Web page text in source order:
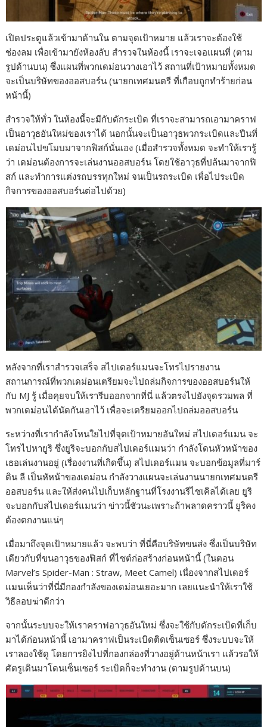
เปิดประตูแล้วเข้ามาด้านใน ตามจุดเป้าหมาย แล้วเราจะต้องใช้
ช่องลม เพื่อเข้ามายังห้องลับ สำรวจในห้องนี้ เราจะเจอแผนที่ (ตาม
รูปด้านบน) ซึ่งแผนที่พวกเดม่อนวางเอาไว้ สถานที่เป้าหมายทั้งหมด
จะเป็นบริษัทของออสบอร์น (นายกเทศมนตรี ที่เกือบถูกทำร้ายก่อน
หน้านี้)
สำรวจให้ทั่ว ในห้องนี้จะมีกับดักระเบิด ที่เราจะสามารถเอามาคราฟ
เป็นอาวุธอันใหม่ของเราได้ นอกนั้นจะเป็นอาวุธพวกระเบิดและปืนที่
เดม่อนไปขโมบมาจากฟิสก์นั่นเอง (เมื่อสำรวจทั้งหมด จะทำให้เรารู้
ว่า เดม่อนต้องการจะเล่นงานออสบอร์น โดยใช้อาวุธที่ปล้นมาจากฟิ
สก์ และทำการแต่งรถบรรทุกใหม่ จนเป็นรถระเบิด เพื่อไประเบิด
กิจการของออสบอร์นต่อไปด้วย)
หลังจากที่เราสำรวจเสร็จ สไปเดอร์แมนจะโทรไปรายงาน
สถานการณ์ที่พวกเดม่อนเตรียมจะไปถล่มกิจการของออสบอร์นให้
กับ MJ รู้ เมื่อคุยจบให้เรารีบออกจากที่นี่ แล้วตรงไปยังจุดรวมพล ที่
พวกเดม่อนได้นัดกันเอาไว้ เพื่อจะเตรียมออกไปถล่มออสบอร์น
ระหว่างที่เรากำลังโหนใยไปที่จุดเป้าหมายอันใหม่ สไปเดอร์แมน จะ
โทรไปหายูริ ซึ่งยูริจะบอกกับสไปเดอร์แมนว่า กำลังโดนหัวหน้าของ
เธอเล่นงานอยู่ (เรื่องงานที่เกิดขึ้น) สไปเดอร์แมน จะบอกข้อมูลที่มาร์
ติน ลี เป็นหัหน้าของเดม่อน กำลังวางแผนจะเล่นงานนายกเทศมนตรี
ออสบอร์น และให้ส่งคนไปเก็บหลักฐานที่โรงงานรีไซเคิลได้เลย ยูริ
จะบอกกับสไปเดอร์แมนว่า ข่าวนี้ชัวนะเพราะถ้าพลาดคราวนี้ ยูริคง
ต้องตกงานแน่ๆ
เมื่อมาถึงจุดเป้าหมายแล้ว จะพบว่า ที่นี่คือบริษัทขนส่ง ซึ่งเป็นบริษัท
เดียวกับที่ขนอาวุธของฟิสก์ ที่ไซต์ก่อสร้างก่อนหน้านี้ (ในตอน
Marvel’s Spider-Man : Straw, Meet Camel) เนื่องจากสไปเดอร์
แมนเห็นว่าที่นี่มีกองกำลังของเดม่อนเยอะมาก เลยแนะนำให้เราใช้
วิธีลอบฆ่าดีกว่า
จากนั้นระบบจะให้เราคราฟอาวุธอันใหม่ ซึ่งจะใช้กับดักระเบิดที่เก็บ
มาได้ก่อนหน้านี้ เอามาคราฟเป็นระเบิดติดเซ็นเซอร์ ซึ่งระบบจะให้
เราลองใช้ดู โดยการยิงไปที่กองกล่องที่วางอยู่ด้านหน้าเรา แล้วรอให้
ศัตรูเดินมาโดนเซ็นเซอร์ ระเบิดก็จะทำงาน (ตามรูปด้านบน)